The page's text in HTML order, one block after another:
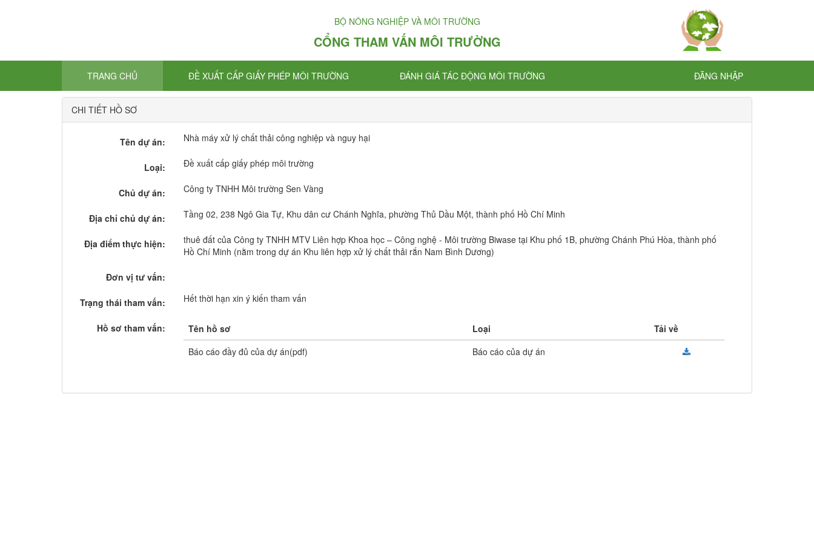
BỘ NÔNG NGHIỆP VÀ MÔI TRƯỜNG
CỔNG THAM VẤN MÔI TRƯỜNG
TRANG CHỦ ĐỀ XUẤT CẤP GIẤY PHÉP MÔI TRƯỜNG ĐÁNH GIÁ TÁC ĐỘNG MÔI TRƯỜNG ĐĂNG NHẬP
CHI TIẾT HỒ SƠ
Tên dự án: Nhà máy xử lý chất thải công nghiệp và nguy hại
Loại: Đề xuất cấp giấy phép môi trường
Chủ dự án: Công ty TNHH Môi trường Sen Vàng
Địa chỉ chủ dự án: Tầng 02, 238 Ngô Gia Tự, Khu dân cư Chánh Nghĩa, phường Thủ Dầu Một, thành phố Hồ Chí Minh
Địa điểm thực hiện:
thuê đất của Công ty TNHH MTV Liên hợp Khoa học – Công nghệ - Môi trường Biwase tại Khu phố 1B, phường Chánh Phú Hòa, thành phố
Hồ Chí Minh (nằm trong dự án Khu liên hợp xử lý chất thải rắn Nam Bình Dương)
Đơn vị tư vấn:
Trạng thái tham vấn: Hết thời hạn xin ý kiến tham vấn
Hồ sơ tham vấn: Tên hồ sơ Loại
Tải về
Báo cáo đầy đủ của dự án(pdf)
Báo cáo của dự án